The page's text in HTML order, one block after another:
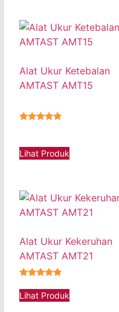
Alat Ukur Ketebalan
AMTAST AMT15
Lihat Produk
Alat Ukur Kekeruhan
AMTAST AMT21
Lihat Produk